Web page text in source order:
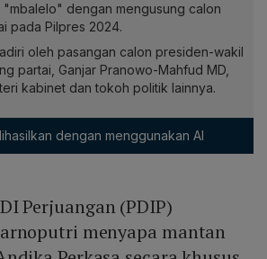
dengan mengusung calon
pada Pilpres 2024.
oleh pasangan calon presiden-wakil
partai, Ganjar Pranowo-Mahfud MD,
kabinet dan tokoh politik lainnya.
dengan menggunakan AI
Perjuangan (PDIP)
menyapa mantan